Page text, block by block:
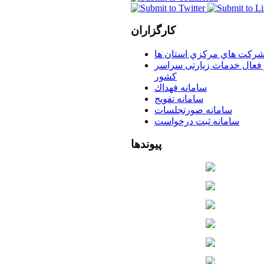
کارگزاران
شركت هاي مركزي استان ها
فعال خدمات زیارتی سراسر
كشور
سامانه فهداك
سامانه تفويج
سامانه صورتجلسات
سامانه ثبت درخواست
پیوندها